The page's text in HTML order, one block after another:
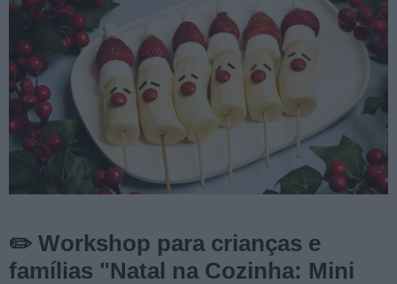
✏️ Workshop para crianças e
famílias "Natal na Cozinha: Mini